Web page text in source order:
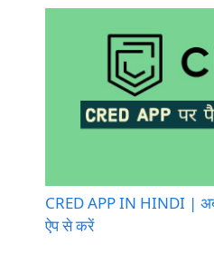
CRED APP IN HINDI |
ऐप से करें